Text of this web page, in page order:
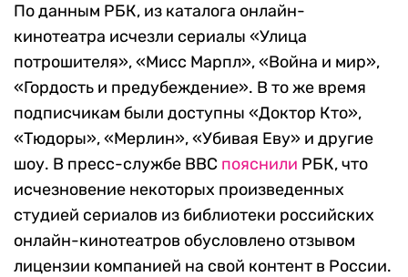
По данным РБК, из каталога онлайн-
кинотеатра исчезли сериалы «Улица
потрошителя», «Мисс Марпл», «Война и мир»,
«Гордость и предубеждение». В то же время
подписчикам были доступны «Доктор Кто»,
«Тюдоры», «Мерлин», «Убивая Еву» и другие
шоу. В пресс-службе BBC пояснили РБК, что
исчезновение некоторых произведенных
студией сериалов из библиотеки российских
онлайн-кинотеатров обусловлено отзывом
лицензии компанией на свой контент в России.